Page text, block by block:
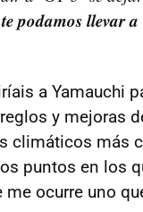
podamos llevar
a Yamauchi
y mejoras
climáticos más
puntos en los
ocurre uno